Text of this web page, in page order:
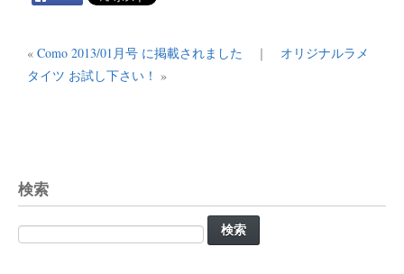
« Como 2013/01月号 に掲載されました ｜ オリジナルラメ
タイツ お試し下さい！ »
検索
検
索: